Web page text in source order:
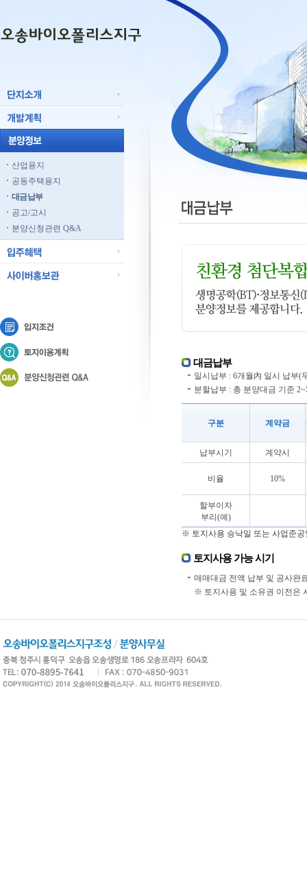
산업용지
공동주택용지
대금납부
공고/고시
분양신청관련 Q&A
대금납부
일시납부 : 6개월內 일시 납부(
분할납부 : 총 분양대금 기준
구분 계약금
납부시기 계약시
비율 10%
할부이자
부리(예)
※ 토지사용 승낙일 또는 사업준
토지사용 가능 시기
매매대금 전액 납부 및 공사완
※ 토지사용 및 소유권 이전은